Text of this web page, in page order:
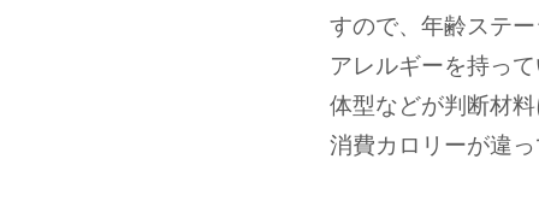
すので、年齢ステ
アレルギーを持っ
体型などが判断材
消費カロリーが違